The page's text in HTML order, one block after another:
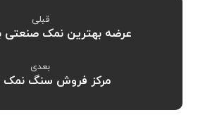
قبلی
عرضه بهترین نمک صنعتی
بعدی
مرکز فروش سنگ نمک